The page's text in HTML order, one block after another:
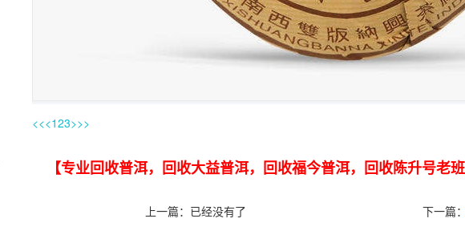
<<<123>>>
【专业回收普洱，回收大益普洱，回收福今普洱，回收陈升号老
上一篇：已经没有了 下一篇：